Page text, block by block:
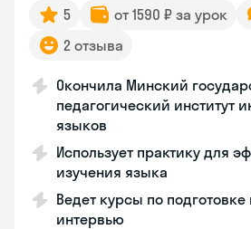
5 от 1590 ₽ за урок
2 отзыва
Окончила Минский
педагогический институт
языков
Использует практику для
изучения языка
Ведет курсы по
интервью